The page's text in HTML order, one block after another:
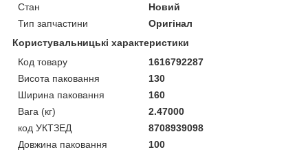
Стан
Новий
Тип запчастини
Оригінал
Користувальницькі характеристики
Код товару
1616792287
Висота паковання
130
Ширина паковання
160
Вага (кг)
2.47000
код УКТЗЕД
8708939098
Довжина паковання
100